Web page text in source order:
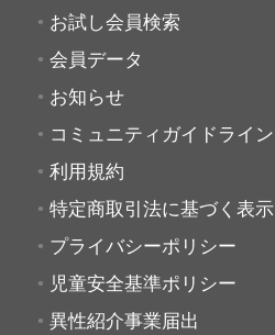
お試し会員検索
会員データ
お知らせ
コミュニティガイドライン
利用規約
特定商取引法に基づく表示
プライバシーポリシー
児童安全基準ポリシー
異性紹介事業届出